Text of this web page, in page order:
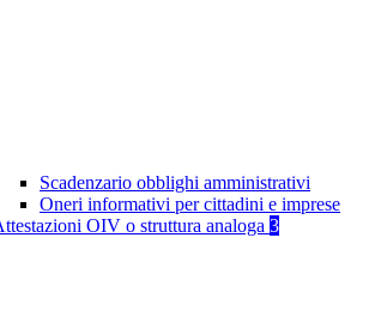
Scadenzario obblighi amministrativi
Oneri informativi per cittadini e imprese
OIV o struttura analoga 3